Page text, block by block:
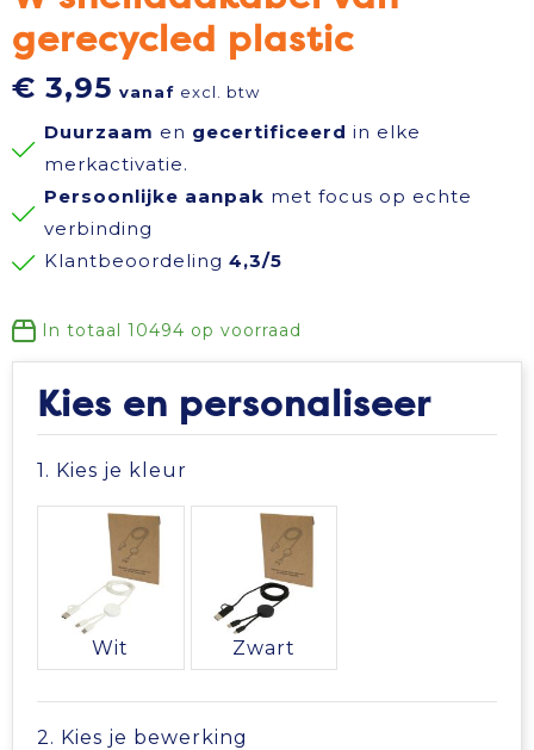
Reisbenodigdheden
Schrijfwaren
Sinterklaas
Sleutelhangers en Lanyards
Themapakketten
Veiligheid, Auto en Fiets
Vrije tijd en Strand
Waterflesjes
Reflecterende polo's
Reflecterende vesten
Regenkleding
Schoenen
T-Shirts
Veiligheidssignalering en Verlichting
Veiligheidsvesten en Veiligheidshesjes
Vesten
Gehoorbescherming
Schoenen
Sweaters
T-Shirts
Vesten
Koeltassen en Koelboxen
Koffers en Trolleys
Laptop hoezen en tassen
Lunchtassen
Opvouwbare tassen
Papieren tassen
Picknicktassen en manden
Promotietassen
Reistassen
Reistassensets
gerecycled plastic
€ 3,95 vanaf excl. btw
Duurzaam en gecertificeerd in elke
merkactivatie.
Persoonlijke aanpak met focus op echte
verbinding
Klantbeoordeling 4,3/5
In totaal 10494 op voorraad
Kies en personaliseer
1. Kies je kleur
Wit Zwart
2. Kies je bewerking